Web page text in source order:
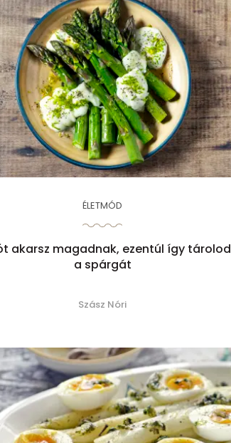
ÉLETMÓD
akarsz magadnak, ezentúl így tárolod
a spárgát
Szász Nóri